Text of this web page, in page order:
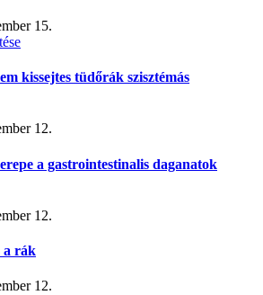
15.
kissejtes tüdőrák szisztémás
12.
a gastrointestinalis daganatok
12.
a rák
12.